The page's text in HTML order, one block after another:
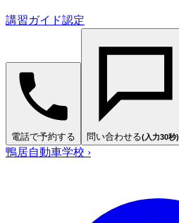
講習ガイド認定
電話で予約する 問い合わせる(入力30秒)
鴨居自動車学校 ›